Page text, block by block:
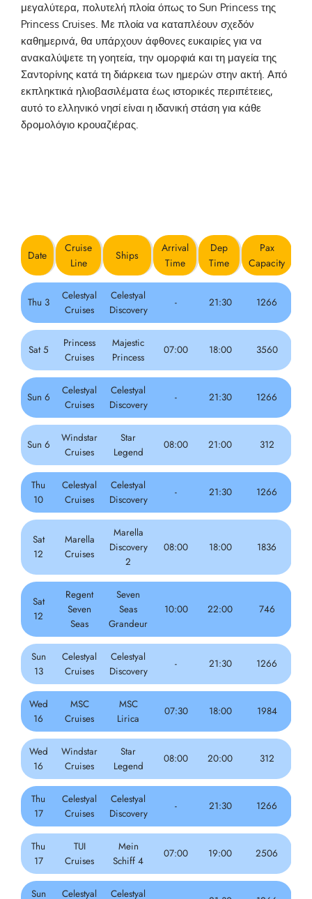
μεγαλύτερα, πολυτελή πλοία όπως το Sun Princess της
Princess Cruises. Με πλοία να καταπλέουν σχεδόν
καθημερινά, θα υπάρχουν άφθονες ευκαιρίες για να
ανακαλύψετε τη γοητεία, την ομορφιά και τη μαγεία της
Σαντορίνης κατά τη διάρκεια των ημερών στην ακτή. Από
εκπληκτικά ηλιοβασιλέματα έως ιστορικές περιπέτειες,
αυτό το ελληνικό νησί είναι η ιδανική στάση για κάθε
δρομολόγιο κρουαζιέρας.
Date
Cruise
Line
Ships
Arrival
Time
Dep
Time
Pax
Capacity
Thu 3
Celestyal
Cruises
Celestyal
Discovery
- 21:30 1266
Sat 5
Princess
Cruises
Majestic
Princess
07:00 18:00 3560
Sun 6
Celestyal
Cruises
Celestyal
Discovery
- 21:30 1266
Sun 6
Windstar
Cruises
Star
Legend
08:00 21:00 312
Thu
10
Celestyal
Cruises
Celestyal
Discovery
- 21:30 1266
Sat
12
Marella
Cruises
Marella
Discovery
2
08:00 18:00 1836
Sat
12
Regent
Seven
Seas
Seven
Seas
Grandeur
10:00 22:00 746
Sun
13
Celestyal
Cruises
Celestyal
Discovery
- 21:30 1266
Wed
16
MSC
Cruises
MSC
Lirica
07:30 18:00 1984
Wed
16
Windstar
Cruises
Star
Legend
08:00 20:00 312
Thu
17
Celestyal
Cruises
Celestyal
Discovery
- 21:30 1266
Thu
17
TUI
Cruises
Mein
Schiff 4
07:00 19:00 2506
Sun Celestyal Celestyal